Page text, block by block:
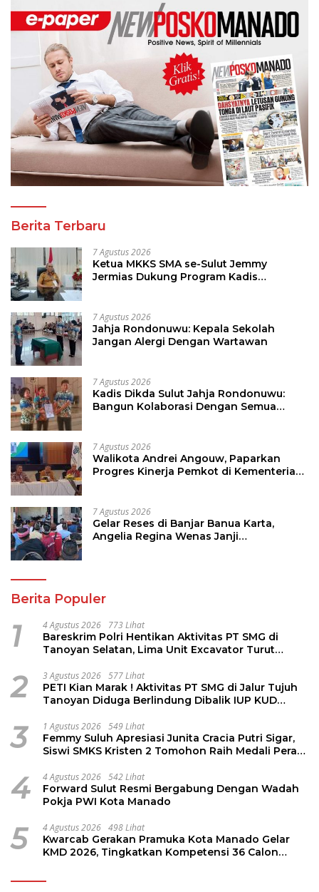
Berita Terbaru
7 Agustus 2026
Ketua MKKS SMA se-Sulut Jemmy
Jermias Dukung Program Kadis
7 Agustus 2026
Jahja Rondonuwu: Kepala Sekolah
Jangan Alergi Dengan Wartawan
7 Agustus 2026
Kadis Dikda Sulut Jahja Rondonuwu:
Bangun Kolaborasi Dengan Semua
7 Agustus 2026
Walikota Andrei Angouw, Paparkan
Progres Kinerja Pemkot di Kementerian
7 Agustus 2026
Gelar Reses di Banjar Banua Karta,
Angelia Regina Wenas Janji
Berita Populer
1 4 Agustus 2026 773 Lihat
Bareskrim Polri Hentikan Aktivitas PT SMG di
Tanoyan Selatan, Lima Unit Excavator Turut
2 3 Agustus 2026 577 Lihat
PETI Kian Marak ! Aktivitas PT SMG di Jalur Tujuh
Tanoyan Diduga Berlindung Dibalik IUP KUD
3 1 Agustus 2026 549 Lihat
Femmy Suluh Apresiasi Junita Cracia Putri Sigar,
Siswi SMKS Kristen 2 Tomohon Raih Medali Perak
4 4 Agustus 2026 542 Lihat
Forward Sulut Resmi Bergabung Dengan Wadah
Pokja PWI Kota Manado
5 4 Agustus 2026 498 Lihat
Kwarcab Gerakan Pramuka Kota Manado Gelar
KMD 2026, Tingkatkan Kompetensi 36 Calon